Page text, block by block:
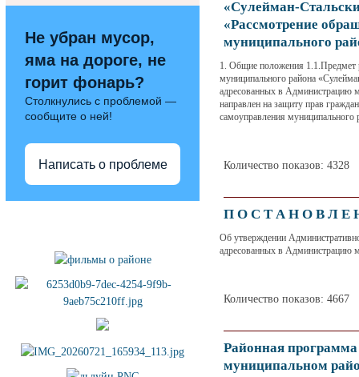
Не убран мусор,
яма на дороге, не
горит фонарь?
Столкнулись с проблемой —
сообщите о ней!
Написать о проблеме
«Сулейман-
«Рассмотрение
муниципального
1. Общие положения 1.1.Предмет
муниципального района
адресованных в Администрацию
направлен на защиту прав
самоуправления муниципального
Количество показов: 4328
П О С Т А Н О В Л Е
Об утверждении
адресованных в Администрацию
Количество показов: 4667
Районная программа
муниципальном